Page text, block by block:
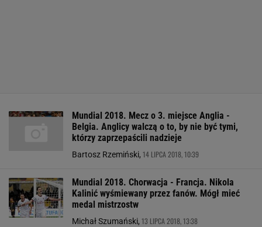
Mundial 2018. Mecz o 3. miejsce Anglia -
Belgia. Anglicy walczą o to, by nie być tymi,
którzy zaprzepaścili nadzieje
Bartosz Rzemiński, 14 LIPCA 2018, 10:39
Mundial 2018. Chorwacja - Francja. Nikola
Kalinić wyśmiewany przez fanów. Mógł mieć
medal mistrzostw
Michał Szumański, 13 LIPCA 2018, 13:38